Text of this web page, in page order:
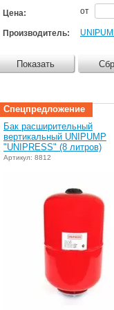
Цена: от
Производитель:
Показать
Спецпредложение
Бак расширительный
вертикальный UNIPUMP
"UNIPRESS" (8 литров)
Артикул: 8812